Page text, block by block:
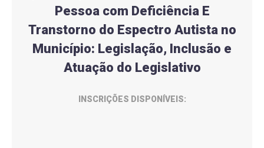
Pessoa com Deficiência E
Transtorno do Espectro Autista no
Município: Legislação, Inclusão e
Atuação do Legislativo
INSCRIÇÕES DISPONÍVEIS: